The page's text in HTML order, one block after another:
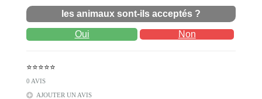
les animaux sont-ils acceptés ?
Oui Non
⭐⭐⭐⭐⭐
0 AVIS
AJOUTER UN AVIS